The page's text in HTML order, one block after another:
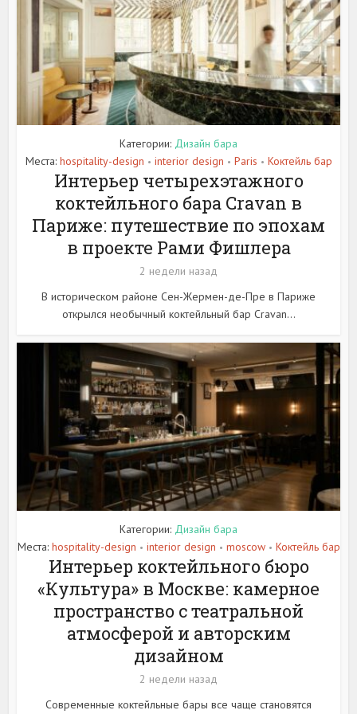
Категории: Дизайн бара
Места: hospitality-design • interior design • Paris • Коктейль бар
Интерьер четырехэтажного
коктейльного бара Cravan в
Париже: путешествие по эпохам
в проекте Рами Фишлера
2 недели назад
В историческом районе Сен-Жермен-де-Пре в Париже
открылся необычный коктейльный бар Cravan...
Категории: Дизайн бара
Места: hospitality-design • interior design • moscow • Коктейль бар
Интерьер коктейльного бюро
«Культура» в Москве: камерное
пространство с театральной
атмосферой и авторским
дизайном
2 недели назад
Современные коктейльные бары все чаще становятся